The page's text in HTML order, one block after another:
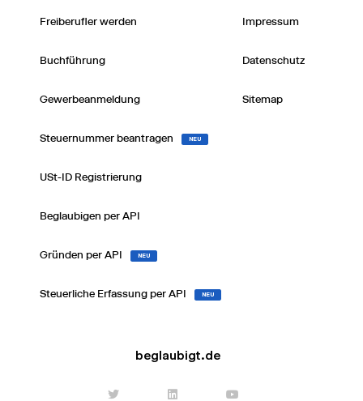
Freiberufler werden
Buchführung
Gewerbeanmeldung
Steuernummer beantragen NEU
USt-ID Registrierung
Beglaubigen per API
Gründen per API NEU
Steuerliche Erfassung per API NEU
Impressum
Datenschutz
Sitemap
beglaubigt.de